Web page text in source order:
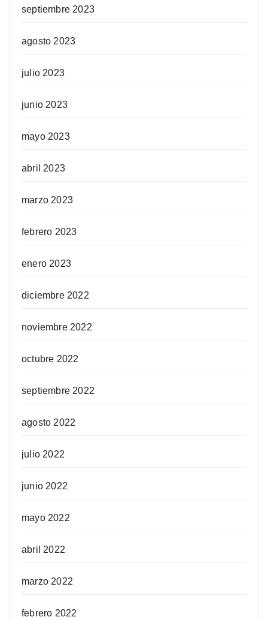
septiembre 2023
agosto 2023
julio 2023
junio 2023
mayo 2023
abril 2023
marzo 2023
febrero 2023
enero 2023
diciembre 2022
noviembre 2022
octubre 2022
septiembre 2022
agosto 2022
julio 2022
junio 2022
mayo 2022
abril 2022
marzo 2022
febrero 2022